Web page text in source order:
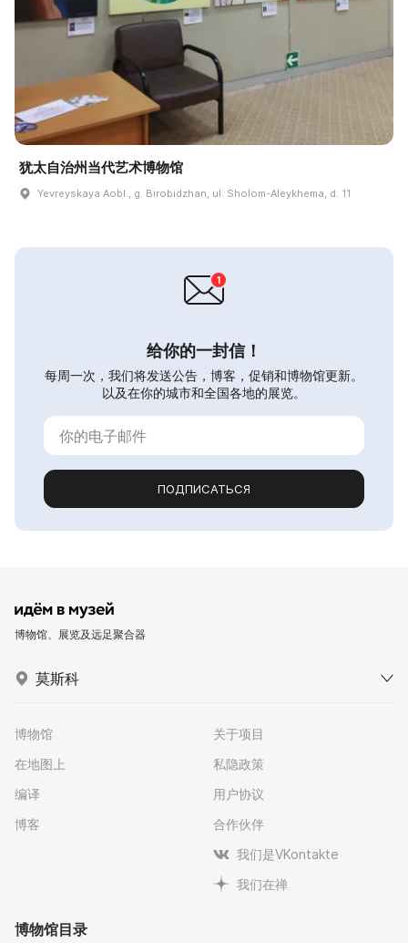
犹太自治州当代艺术博物馆
Yevreyskaya Aobl., g. Birobidzhan, ul. Sholom-Aleykhema, d. 11
给你的一封信！
每周一次，我们将发送公告，博客，促销和博物馆更新。
以及在你的城市和全国各地的展览。
ПОДПИСАТЬСЯ
博物馆、展览及远足聚合器
莫斯科
博物馆
在地图上
编译
博客
关于项目
私隐政策
用户协议
合作伙伴
我们是VKontakte
我们在禅
博物馆目录